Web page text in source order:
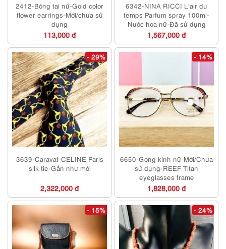
2412-Bông tai nữ-Gold color
flower earrings-Mới/chưa sử
dụng
113,000 đ
6342-NINA RICCI L’air du
temps Parfum spray 100ml-
Nước hoa nữ-Đã sử dụng
1,567,000 đ
- 29%
3639-Caravat-CELINE Paris
silk tie-Gần như mới
2,322,000 đ
- 14%
6650-Gọng kính nữ-Mới/Chưa
sử dụng-REEF Titan
eyeglasses frame
1,828,000 đ
- 15% - 24%